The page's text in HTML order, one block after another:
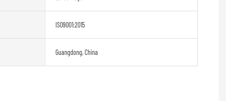
ISO9001:2015
Guangdong, China